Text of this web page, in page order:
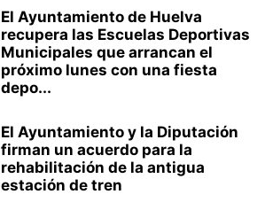
El Ayuntamiento de Huelva
recupera las Escuelas Deportivas
Municipales que arrancan el
próximo lunes con una fiesta
depo...
El Ayuntamiento y la Diputación
firman un acuerdo para la
rehabilitación de la antigua
estación de tren